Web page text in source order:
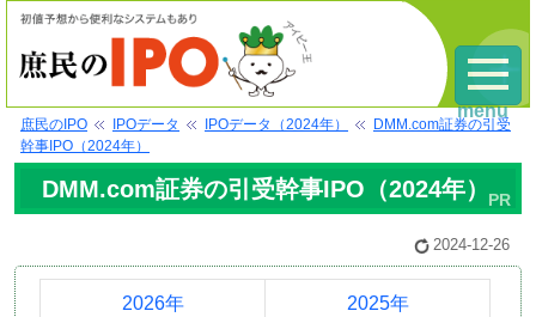
庶民のIPO IPOデータ IPOデータ（2024年）
DMM.com証券の引受
幹事IPO（2024年）
DMM.com証券の引受幹事IPO（2024年）
2024-12-26
2026年 2025年
menu